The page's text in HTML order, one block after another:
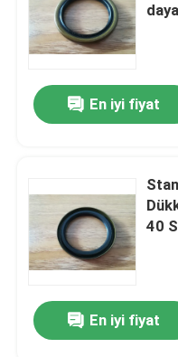
En iyi fiyat
40
En iyi fiyat